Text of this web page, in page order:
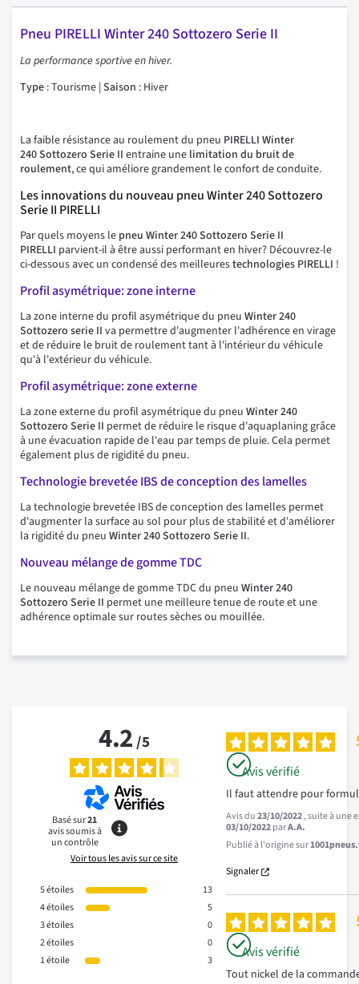
Pneu PIRELLI Winter 240 Sottozero Serie II
La performance sportive en hiver.
Type : Tourisme | Saison : Hiver
La faible résistance au roulement du pneu PIRELLI Winter
240 Sottozero Serie II entraine une limitation du bruit de
roulement, ce qui améliore grandement le confort de conduite.
Les innovations du nouveau pneu Winter 240 Sottozero
Serie II PIRELLI
Par quels moyens le pneu Winter 240 Sottozero Serie II
PIRELLI parvient-il à être aussi performant en hiver? Découvrez-le
ci-dessous avec un condensé des meilleurestechnologies PIRELLI !
Profil asymétrique: zone interne
La zone interne du profil asymétrique du pneu Winter 240
Sottozero serie II va permettre d'augmenter l'adhérence en virage
et de réduire le bruit de roulement tant à l'intérieur du véhicule
qu'à l'extérieur du véhicule.
Profil asymétrique: zone externe
La zone externe du profil asymétrique du pneu Winter 240
Sottozero Serie II permet de réduire le risque d'aquaplaning grâce
à une évacuation rapide de l'eau par temps de pluie. Cela permet
également plus de rigidité du pneu.
Technologie brevetée IBS de conception des lamelles
La technologie brevetée IBS de conception des lamelles permet
d'augmenter la surface au sol pour plus de stabilité et d'améliorer
la rigidité du pneu Winter 240 Sottozero Serie II.
Nouveau mélange de gomme TDC
Le nouveau mélange de gomme TDC du pneu Winter 240
Sottozero Serie II permet une meilleure tenue de route et une
adhérence optimale sur routes sèches ou mouillée.
4.2/5
Basé sur21
avis soumis à
un contrôle
Voir tous les avis sur ce site
5étoiles
13
4étoiles
5
3étoiles
0
2étoiles
0
1étoile 3
Avis vérifié
Il faut attendre pour
Avis du23/10/2022, suite à une
03/10/2022parA.A.
Publié à l'origine sur
Signaler
Avis vérifié
Tout nickel de la